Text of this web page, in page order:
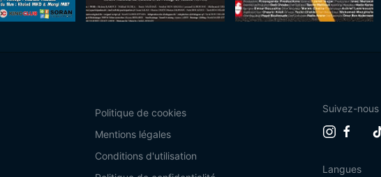
Politique de cookies
Mentions légales
Conditions d'utilisation
Suivez-
Langues